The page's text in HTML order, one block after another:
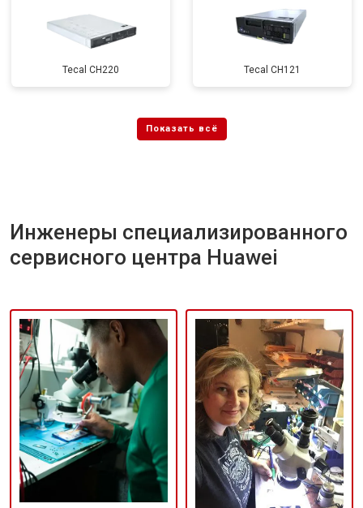
Tecal CH220 Tecal CH121
Инженеры специализированного
сервисного центра Huawei